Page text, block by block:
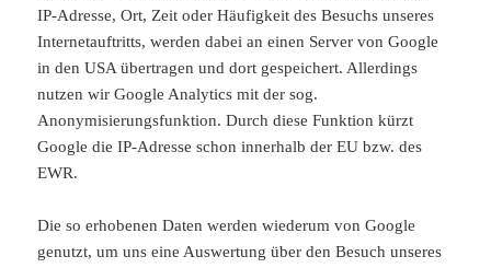
IP-Adresse, Ort, Zeit oder Häufigkeit des Besuchs unseres
Internetauftritts, werden dabei an einen Server von Google
in den USA übertragen und dort gespeichert. Allerdings
nutzen wir Google Analytics mit der sog.
Anonymisierungsfunktion. Durch diese Funktion kürzt
Google die IP-Adresse schon innerhalb der EU bzw. des
EWR.
Die so erhobenen Daten werden wiederum von Google
genutzt, um uns eine Auswertung über den Besuch unseres